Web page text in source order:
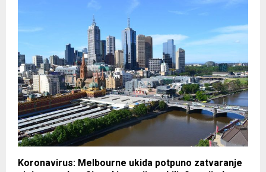
Koronavirus: Melbourne ukida potpuno zatvaranje